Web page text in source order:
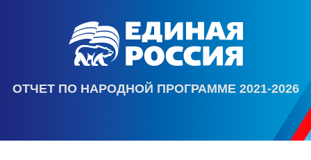
ОТЧЕТ ПО НАРОДНОЙ ПРОГРАММЕ 2021-2026